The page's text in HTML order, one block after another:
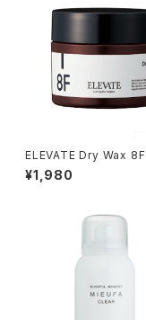
ELEVATE Dry Wax
¥1,980